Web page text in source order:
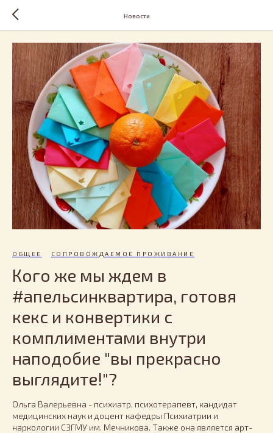
Новости
ОБЩЕЕ СОПРОВОЖДАЕМОЕ ПРОЖИВАНИЕ
Кого же мы ждем в
#апельсинквартира, готовя
кекс и конвертики с
комплиментами внутри
наподобие "вы прекрасно
выглядите!"?
Ольга Валерьевна - психиатр, психотерапевт, кандидат
медицинских наук и доцент кафедры Психиатрии и
наркологии СЗГМУ им. Мечникова. Также она является арт-